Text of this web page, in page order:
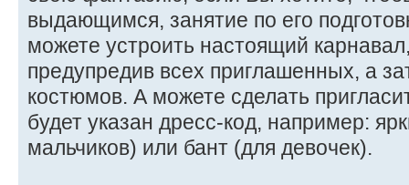
выдающимся, занятие по его
можете устроить настоящий
предупредив всех приглашенных, а
костюмов. А можете сделать
будет указан дресс-код, например:
мальчиков) или бант (для девочек).